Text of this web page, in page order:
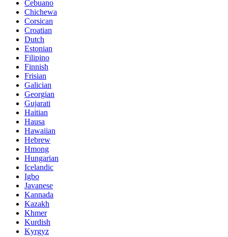
Cebuano
Chichewa
Corsican
Croatian
Dutch
Estonian
Filipino
Finnish
Frisian
Galician
Georgian
Gujarati
Haitian
Hausa
Hawaiian
Hebrew
Hmong
Hungarian
Icelandic
Igbo
Javanese
Kannada
Kazakh
Khmer
Kurdish
Kyrgyz